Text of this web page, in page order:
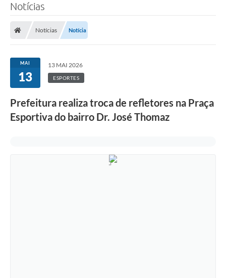
Notícias
Notícias Notícia
MAI
13
13 MAI 2026
ESPORTES
Prefeitura realiza troca de refletores na Praça
Esportiva do bairro Dr. José Thomaz